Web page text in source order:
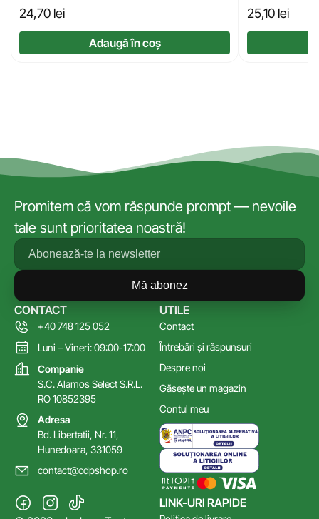
24,70 lei
Adaugă în coș
25,10 lei
Promitem că vom răspunde prompt — nevoile
tale sunt prioritatea noastră!
Mă abonez
LINK-URI RAPIDE
UTILE
Contact
Întrebări și răspunsuri
Despre noi
Găsește un magazin
Contul meu
CONTACT
+40 748 125 052
Luni – Vineri: 09:00-17:00
Companie
S.C. Alamos Select S.R.L.
RO 10852395
Adresa
Bd. Libertatii, Nr. 11,
Hunedoara, 331059
contact@cdpshop.ro